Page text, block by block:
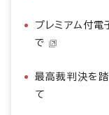
プレミアム付
で
最高裁判決を
て